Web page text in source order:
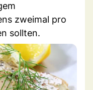
zweimal pro
sollten.